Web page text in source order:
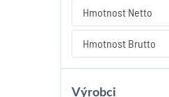
Hmotnost Netto
Hmotnost Brutto
Výrobci